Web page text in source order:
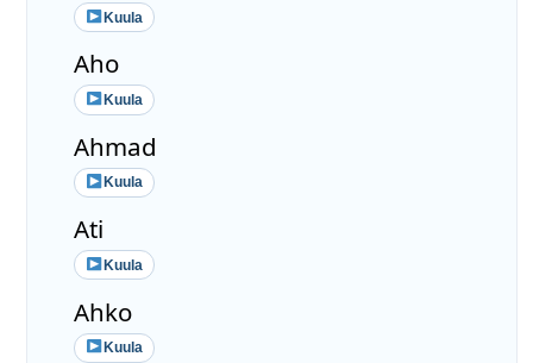
Kuula
Aho
Kuula
Ahmad
Kuula
Ati
Kuula
Ahko
Kuula